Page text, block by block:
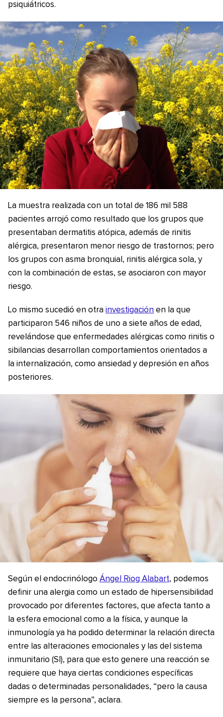
psiquiátricos.
La muestra realizada con un total de 186 mil 588
pacientes arrojó como resultado que los grupos que
presentaban dermatitis atópica, además de rinitis
alérgica, presentaron menor riesgo de trastornos; pero
los grupos con asma bronquial, rinitis alérgica sola, y
con la combinación de estas, se asociaron con mayor
riesgo.
Lo mismo sucedió en otra investigación en la que
participaron 546 niños de uno a siete años de edad,
revelándose que enfermedades alérgicas como rinitis o
sibilancias desarrollan comportamientos orientados a
la internalización, como ansiedad y depresión en años
posteriores.
Según el endocrinólogo Ángel Riog Alabart, podemos
definir una alergia como un estado de hipersensibilidad
provocado por diferentes factores, que afecta tanto a
la esfera emocional como a la física, y aunque la
inmunología ya ha podido determinar la relación directa
entre las alteraciones emocionales y las del sistema
inmunitario (SI), para que esto genere una reacción se
requiere que haya ciertas condiciones específicas
dadas o determinadas personalidades, “pero la causa
siempre es la persona”, aclara.